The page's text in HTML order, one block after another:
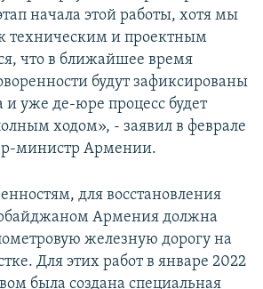
начала этой работы, хотя мы
техническим и проектным
что в ближайшее время
будут зафиксированы
и уже де-юре процесс будет
ходом», - заявил в феврале
министр Армении.
для восстановления
Армения должна
железную дорогу на
Для этих работ в январе 2022
была создана специальная